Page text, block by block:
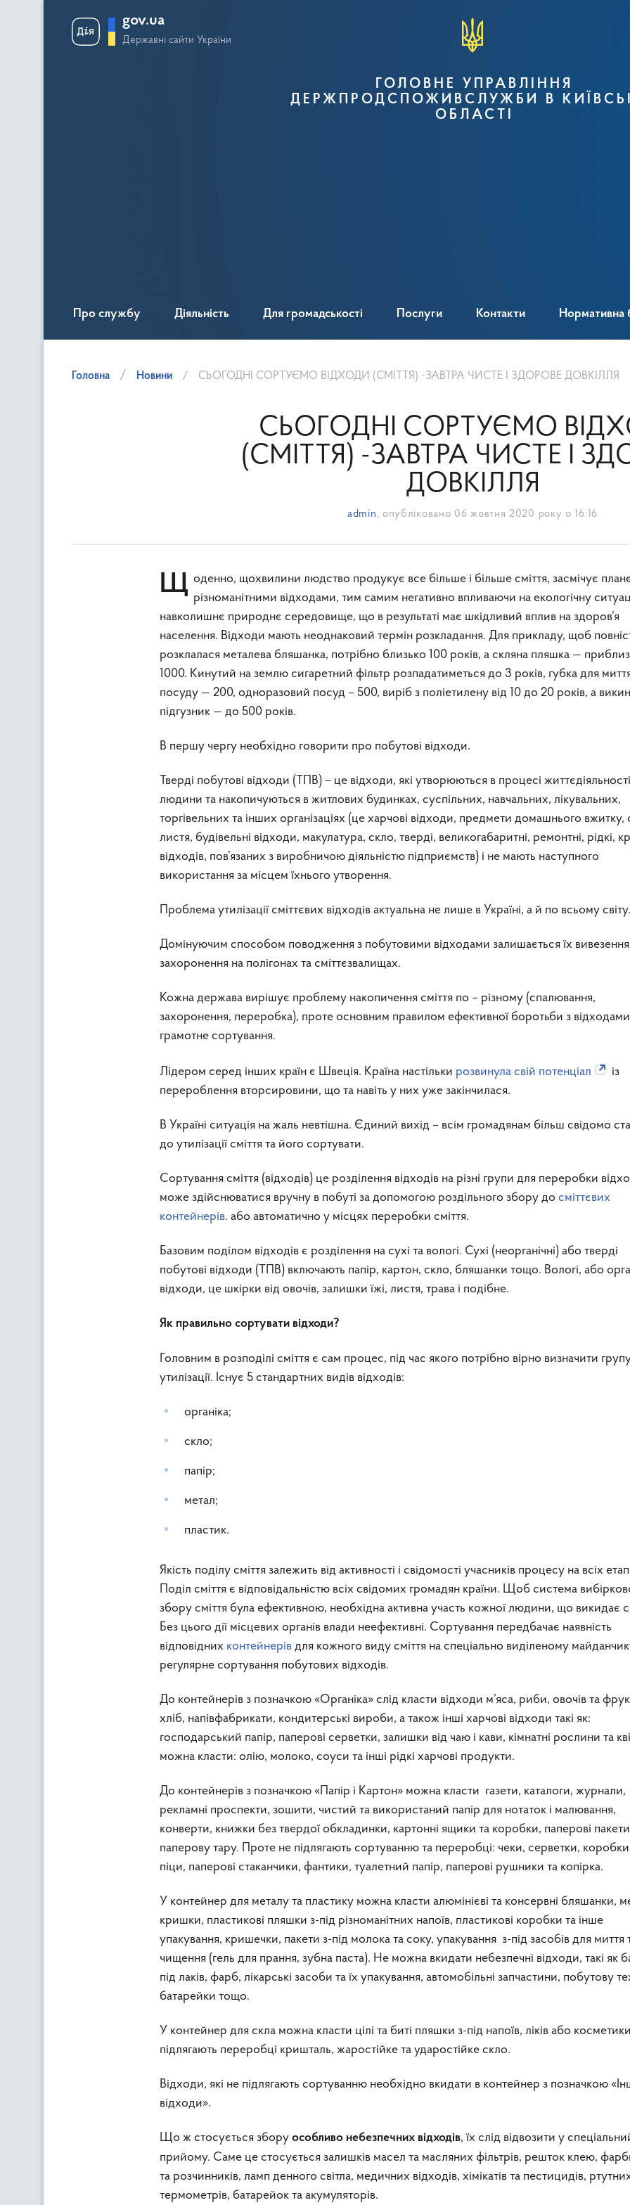
gov.ua
Державні сайти України
ГОЛОВНЕ УПРАВЛІННЯ
ДЕРЖПРОДСПОЖИВСЛУЖБИ В
ОБЛАСТІ
Про службу Діяльність Для громадськості Послуги Контакти Нормативна
Головна Новини СЬОГОДНІ СОРТУЄМО ВІДХОДИ (СМІТТЯ) -ЗАВТРА ЧИСТЕ І ЗДОРОВЕ ДОВКІЛЛЯ
СЬОГОДНІ СОРТУЄМО
(СМІТТЯ) -ЗАВТРА ЧИСТЕ І
ДОВКІЛЛЯ
admin , опубліковано 06 жовтня 2020 року о 16:16
Щоденно, щохвилини людство продукує все більше і більше сміття, засмічує планету різноманітними відходами, тим самим негативно впливаючи на екологічну
навколишнє природнє середовище, що в результаті має шкідливий вплив на здоров’я
населення. Відходи мають неоднаковий термін розкладання. Для прикладу, щоб
розклалася металева бляшанка, потрібно близько 100 років, а скляна пляшка —
1000. Кинутий на землю сигаретний фільтр розпадатиметься до 3 років, губка для
посуду — 200, одноразовий посуд – 500, виріб з поліетилену від 10 до 20 років, а
підгузник — до 500 років.
В першу чергу необхідно говорити про побутові відходи.
Тверді побутові відходи (ТПВ) – це відходи, які утворюються в процесі життєдіяльності
людини та накопичуються в житлових будинках, суспільних, навчальних, лікувальних,
торгівельних та інших організаціях (це харчові відходи, предмети домашнього вжитку,
листя, будівельні відходи, макулатура, скло, тверді, великогабаритні, ремонтні, рідкі,
відходів, пов’язаних з виробничою діяльністю підприємств) і не мають наступного
використання за місцем їхнього утворення.
Проблема утилізації сміттєвих відходів актуальна не лише в Україні, а й по всьому світу.
Домінуючим способом поводження з побутовими відходами залишається їх вивезення
захоронення на полігонах та сміттєзвалищах.
Кожна держава вирішує проблему накопичення сміття по – різному (спалювання,
захоронення, переробка), проте основним правилом ефективної боротьби з
грамотне сортування.
Лідером серед інших країн є Швеція. Країна настільки розвинула свій потенціал
із
перероблення вторсировини, що та навіть у них уже закінчилася.
В Україні ситуація на жаль невтішна. Єдиний вихід – всім громадянам більш свідомо
до утилізації сміття та його сортувати.
Сортування сміття (відходів) це розділення відходів на різні групи для переробки
може здійснюватися вручну в побуті за допомогою роздільного збору до сміттєвих
контейнерів. або автоматично у місцях переробки сміття.
Базовим поділом відходів є розділення на сухі та вологі. Сухі (неорганічні) або тверді
побутові відходи (ТПВ) включають папір, картон, скло, бляшанки тощо. Вологі, або
відходи, це шкірки від овочів, залишки їжі, листя, трава і подібне.
Як правильно сортувати відходи?
Головним в розподілі сміття є сам процес, під час якого потрібно вірно визначити
утилізації. Існує 5 стандартних видів відходів:
органіка;
скло;
папір;
метал;
пластик.
Якість поділу сміття залежить від активності і свідомості учасників процесу на всіх
Поділ сміття є відповідальністю всіх свідомих громадян країни. Щоб система
збору сміття була ефективною, необхідна активна участь кожної людини, що викидає
Без цього дії місцевих органів влади неефективні. Сортування передбачає наявність
відповідних контейнерів для кожного виду сміття на спеціально виділеному
регулярне сортування побутових відходів.
До контейнерів з позначкою «Органіка» слід класти відходи м’яса, риби, овочів та
хліб, напівфабрикати, кондитерські вироби, а також інші харчові відходи такі як:
господарський папір, паперові серветки, залишки від чаю і кави, кімнатні рослини та
можна класти: олію, молоко, соуси та інші рідкі харчові продукти.
До контейнерів з позначкою «Папір і Картон» можна класти газети, каталоги, журнали,
рекламні проспекти, зошити, чистий та використаний папір для нотаток і малювання,
конверти, книжки без твердої обкладинки, картонні ящики та коробки, паперові
паперову тару. Проте не підлягають сортуванню та переробці: чеки, серветки,
піци, паперові стаканчики, фантики, туалетний папір, паперові рушники та копірка.
У контейнер для металу та пластику можна класти алюмінієві та консервні бляшанки,
кришки, пластикові пляшки з-під різноманітних напоїв, пластикові коробки та інше
упакування, кришечки, пакети з-під молока та соку, упакування з-під засобів для миття
чищення (гель для прання, зубна паста). Не можна вкидати небезпечні відходи, такі як
під лаків, фарб, лікарські засоби та їх упакування, автомобільні запчастини, побутову
батарейки тощо.
У контейнер для скла можна класти цілі та биті пляшки з-під напоїв, ліків або
підлягають переробці кришталь, жаростійке та ударостійке скло.
Відходи, які не підлягають сортуванню необхідно вкидати в контейнер з позначкою
відходи».
Що ж стосується збору особливо небезпечних відходів, їх слід відвозити у
прийому. Саме це стосується залишків масел та масляних фільтрів, решток клею,
та розчинників, ламп денного світла, медичних відходів, хімікатів та пестицидів,
термометрів, батарейок та акумуляторів.